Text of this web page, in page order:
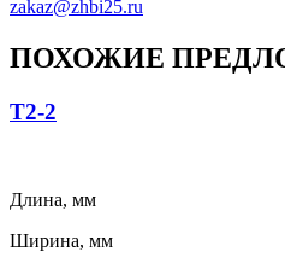
zakaz@zhbi25.ru
ПОХОЖИЕ
Т2-2
Длина, мм
Ширина, мм